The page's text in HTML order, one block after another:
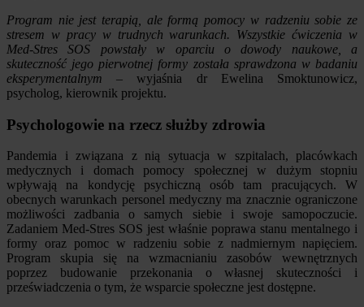
Program nie jest terapią, ale formą pomocy w radzeniu sobie ze
stresem w pracy w trudnych warunkach. Wszystkie ćwiczenia w
Med-Stres SOS powstały w oparciu o dowody naukowe, a
skuteczność jego pierwotnej formy została sprawdzona w badaniu
eksperymentalnym– wyjaśnia dr Ewelina Smoktunowicz,
psycholog, kierownik projektu.
Psychologowie na rzecz służby zdrowia
Pandemia i związana z nią sytuacja w szpitalach, placówkach
medycznych i domach pomocy społecznej w dużym stopniu
wpływają na kondycję psychiczną osób tam pracujących. W
obecnych warunkach personel medyczny ma znacznie ograniczone
możliwości zadbania o samych siebie i swoje samopoczucie.
Zadaniem Med-Stres SOS jest właśnie poprawa stanu mentalnego i
formy oraz pomoc w radzeniu sobie z nadmiernym napięciem.
Program skupia się na wzmacnianiu zasobów wewnętrznych
poprzez budowanie przekonania o własnej skuteczności i
przeświadczenia o tym, że wsparcie społeczne jest dostępne.